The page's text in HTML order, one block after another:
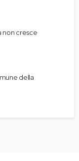
non cresce
della